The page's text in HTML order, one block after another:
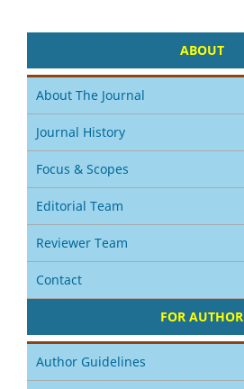
ABOUT
About The Journal
Journal History
Focus & Scopes
Editorial Team
Reviewer Team
Contact
FOR AUTHOR
Author Guidelines